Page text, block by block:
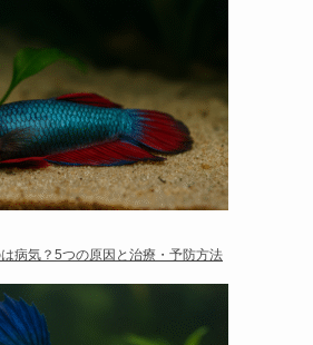
病気？5つの原因と治療・予防方法